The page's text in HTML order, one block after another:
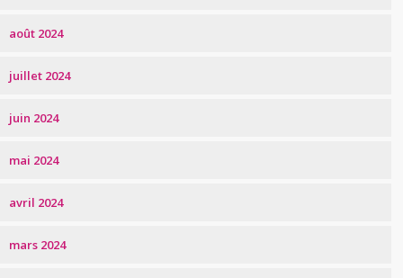
août 2024
juillet 2024
juin 2024
mai 2024
avril 2024
mars 2024